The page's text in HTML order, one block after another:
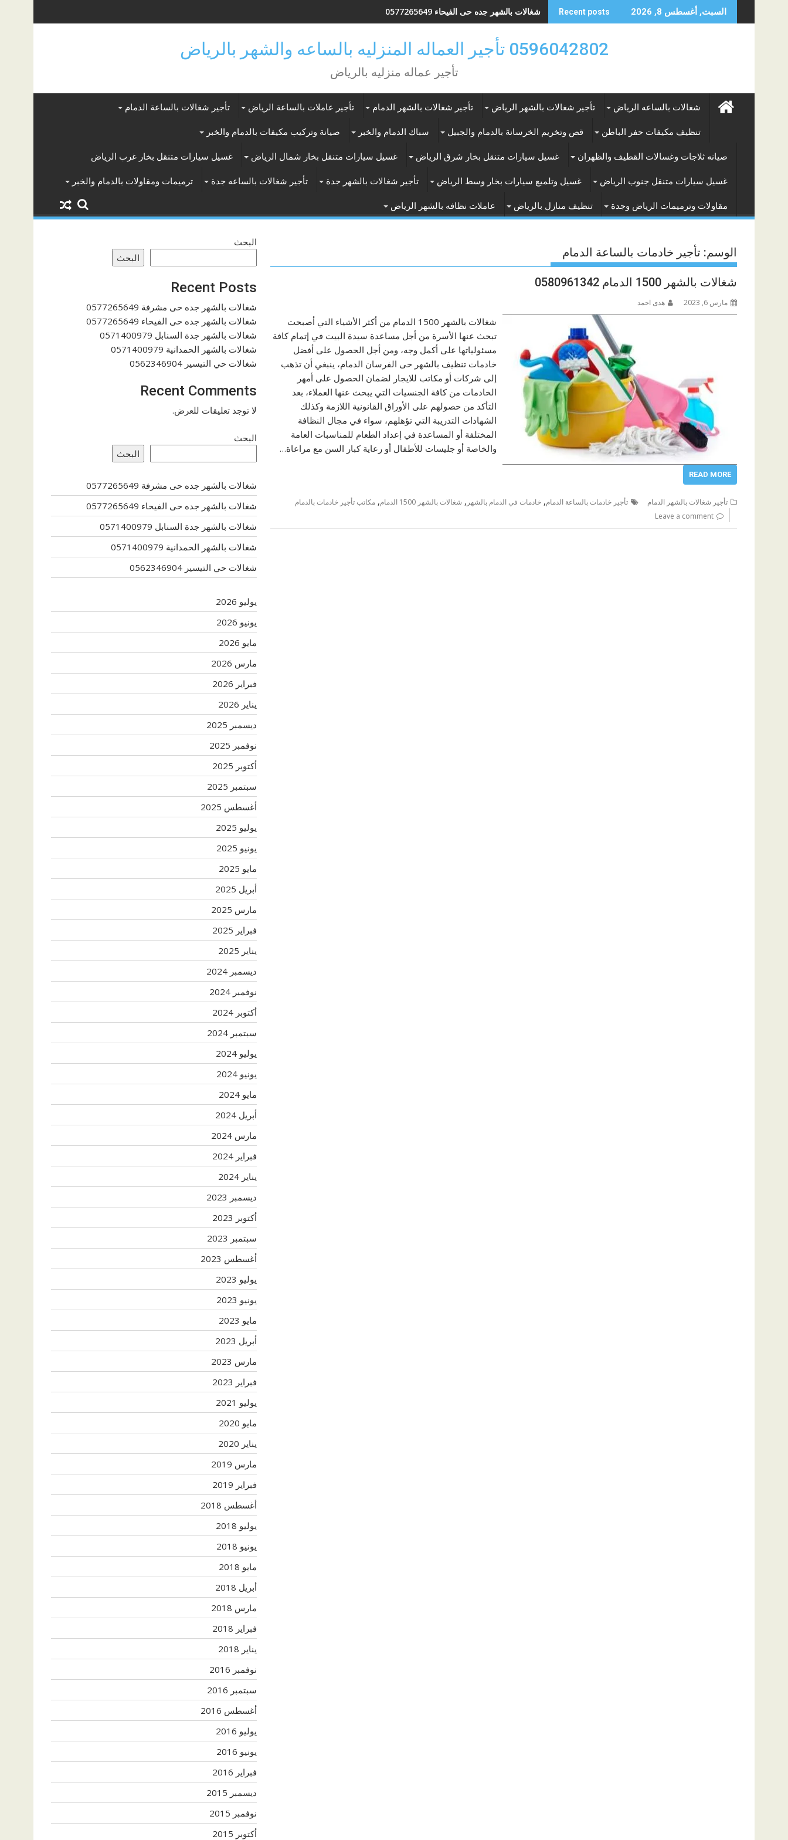
to
السبت, أغسطس 8, 2026 Recent posts شغالات بالشهر جده حى الفيحاء 0577265649
0596042802 تأجير العماله المنزليه بالساعه والشهر بالرياض
تأجير عماله منزليه بالرياض
شغالات بالساعه الرياض تأجير شغالات بالشهر الرياض تأجير شغالات بالشهر الدمام تأجير عاملات بالساعة الرياض تأجير شغالات بالساعة الدمام
تنظيف مكيفات حفر الباطن قص وتخريم الخرسانة بالدمام والجبيل سباك الدمام والخبر صيانة وتركيب مكيفات بالدمام والخبر
صيانه ثلاجات وغسالات القطيف والظهران غسيل سيارات متنقل بخار شرق الرياض غسيل سيارات متنقل بخار شمال الرياض غسيل سيارات متنقل بخار غرب الرياض
غسيل سيارات متنقل جنوب الرياض غسيل وتلميع سيارات بخار وسط الرياض تأجير شغالات بالشهر جدة تأجير شغالات بالساعه جدة ترميمات ومقاولات بالدمام والخبر
مقاولات وترميمات الرياض وجدة تنظيف منازل بالرياض عاملات نظافه بالشهر الرياض
الوسم: تأجير خادمات بالساعة الدمام
شغالات بالشهر 1500 الدمام 0580961342
مارس 6, 2023 هدى احمد
شغالات بالشهر 1500 الدمام من أكثر الأشياء التي أصبحت
تبحث عنها الأسرة من أجل مساعدة سيدة البيت في إتمام كافة
مسئولياتها على أكمل وجه، ومن أجل الحصول على أفضل
خادمات تنظيف بالشهر حى الفرسان الدمام، ينبغي أن تذهب
إلى شركات أو مكاتب للايجار لضمان الحصول على أمهر
الخادمات من كافة الجنسيات التي يبحث عنها العملاء، بعد
التأكد من حصولهم على الأوراق القانونية اللازمة وكذلك
الشهادات التدريبة التي تؤهلهم، سواء في مجال النظافة
المختلفة أو المساعدة في إعداد الطعام للمناسبات العامة
والخاصة أو جليسات للأطفال أو رعاية كبار السن مع مراعاة…
READ MORE
تأجير شغالات بالشهر الدمام تأجير خادمات بالساعة الدمام, خادمات في الدمام بالشهر , شغالات بالشهر 1500 الدمام , مكاتب تأجير خادمات بالدمام
Leave a comment
البحث
البحث
Recent Posts
شغالات بالشهر جده حى مشرفة 0577265649
شغالات بالشهر جده حى الفيحاء 0577265649
شغالات بالشهر جدة السنابل 0571400979
شغالات بالشهر الحمدانية 0571400979
شغالات حي التيسير 0562346904
Recent Comments
لا توجد تعليقات للعرض.
البحث
البحث
شغالات بالشهر جده حى مشرفة 0577265649
شغالات بالشهر جده حى الفيحاء 0577265649
شغالات بالشهر جدة السنابل 0571400979
شغالات بالشهر الحمدانية 0571400979
شغالات حي التيسير 0562346904
يوليو 2026
يونيو 2026
مايو 2026
مارس 2026
فبراير 2026
يناير 2026
ديسمبر 2025
نوفمبر 2025
أكتوبر 2025
سبتمبر 2025
أغسطس 2025
يوليو 2025
يونيو 2025
مايو 2025
أبريل 2025
مارس 2025
فبراير 2025
يناير 2025
ديسمبر 2024
نوفمبر 2024
أكتوبر 2024
سبتمبر 2024
يوليو 2024
يونيو 2024
مايو 2024
أبريل 2024
مارس 2024
فبراير 2024
يناير 2024
ديسمبر 2023
أكتوبر 2023
سبتمبر 2023
أغسطس 2023
يوليو 2023
يونيو 2023
مايو 2023
أبريل 2023
مارس 2023
فبراير 2023
يوليو 2021
مايو 2020
يناير 2020
مارس 2019
فبراير 2019
أغسطس 2018
يوليو 2018
يونيو 2018
مايو 2018
أبريل 2018
مارس 2018
فبراير 2018
يناير 2018
نوفمبر 2016
سبتمبر 2016
أغسطس 2016
يوليو 2016
يونيو 2016
فبراير 2016
ديسمبر 2015
نوفمبر 2015
أكتوبر 2015